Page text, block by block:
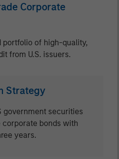
Corporate
portfolio of high-quality,
from U.S. issuers.
Strategy
government securities
bonds with
years.